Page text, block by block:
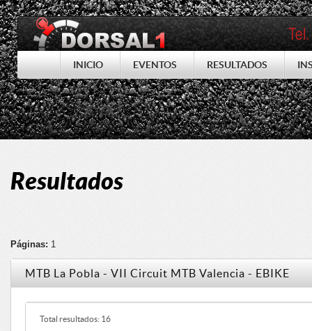
INICIO EVENTOS RESULTADOS
Resultados
Páginas: 1
MTB La Pobla - VII Circuit MTB Valencia - EBIKE
Total resultados: 16